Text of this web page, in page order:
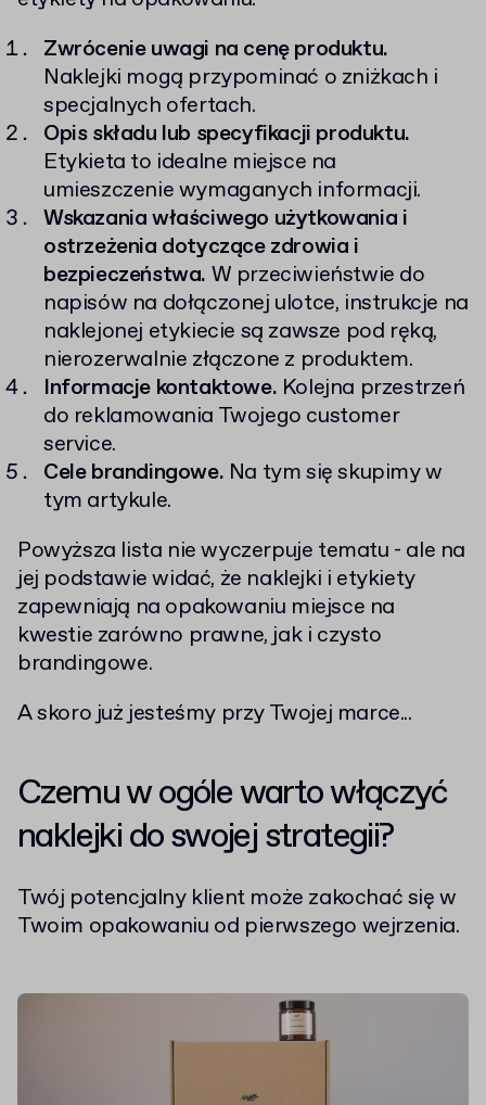
Zwrócenie uwagi na cenę produktu.
Naklejki mogą przypominać o zniżkach i
specjalnych ofertach.
Opis składu lub specyfikacji produktu.
Etykieta to idealne miejsce na
umieszczenie wymaganych informacji.
Wskazania właściwego użytkowania i
ostrzeżenia dotyczące zdrowia i
bezpieczeństwa. W przeciwieństwie do
napisów na dołączonej ulotce, instrukcje na
naklejonej etykiecie są zawsze pod ręką,
nierozerwalnie złączone z produktem.
Informacje kontaktowe. Kolejna przestrzeń
do reklamowania Twojego customer
service.
Cele brandingowe. Na tym się skupimy w
tym artykule.
Powyższa lista nie wyczerpuje tematu - ale na
jej podstawie widać, że naklejki i etykiety
zapewniają na opakowaniu miejsce na
kwestie zarówno prawne, jak i czysto
brandingowe.
A skoro już jesteśmy przy Twojej marce...
Czemu w ogóle warto włączyć
naklejki do swojej strategii?
Twój potencjalny klient może zakochać się w
Twoim opakowaniu od pierwszego wejrzenia.